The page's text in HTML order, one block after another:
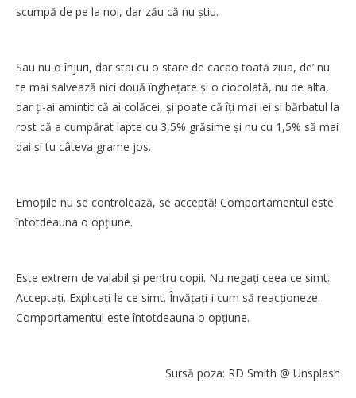
scumpă de pe la noi, dar zău că nu știu.
Sau nu o înjuri, dar stai cu o stare de cacao toată ziua, de’ nu
te mai salvează nici două înghețate și o ciocolată, nu de alta,
dar ți-ai amintit că ai colăcei, și poate că îți mai iei și bărbatul la
rost că a cumpărat lapte cu 3,5% grăsime și nu cu 1,5% să mai
dai și tu câteva grame jos.
Emoțiile nu se controlează, se acceptă! Comportamentul este
întotdeauna o opțiune.
Este extrem de valabil și pentru copii. Nu negați ceea ce simt.
Acceptați. Explicați-le ce simt. Învățați-i cum să reacționeze.
Comportamentul este întotdeauna o opțiune.
Sursă poza: RD Smith @ Unsplash